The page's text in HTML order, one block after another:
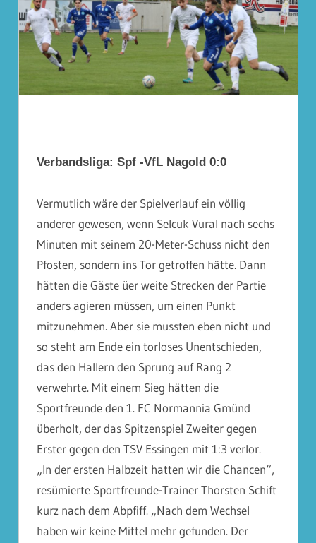
Verbandsliga: Spf -VfL Nagold 0:0
Vermutlich wäre der Spielverlauf ein völlig
anderer gewesen, wenn Selcuk Vural nach sechs
Minuten mit seinem 20-Meter-Schuss nicht den
Pfosten, sondern ins Tor getroffen hätte. Dann
hätten die Gäste üer weite Strecken der Partie
anders agieren müssen, um einen Punkt
mitzunehmen. Aber sie mussten eben nicht und
so steht am Ende ein torloses Unentschieden,
das den Hallern den Sprung auf Rang 2
verwehrte. Mit einem Sieg hätten die
Sportfreunde den 1. FC Normannia Gmünd
überholt, der das Spitzenspiel Zweiter gegen
Erster gegen den TSV Essingen mit 1:3 verlor.
„In der ersten Halbzeit hatten wir die Chancen“,
resümierte Sportfreunde-Trainer Thorsten Schift
kurz nach dem Abpfiff. „Nach dem Wechsel
haben wir keine Mittel mehr gefunden. Der